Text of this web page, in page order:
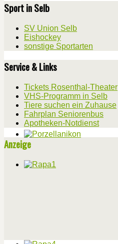
Sport in Selb
SV Union Selb
Eishockey
sonstige Sportarten
Service & Links
Tickets Rosenthal-Theater
VHS-Programm in Selb
Tiere suchen ein Zuhause
Fahrplan Seniorenbus
Apotheken-Notdienst
Anzeige